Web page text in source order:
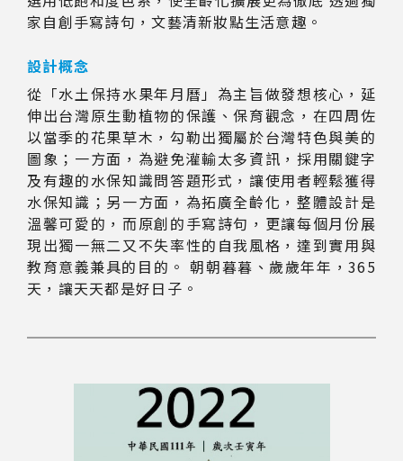
家自創手寫詩句，文藝清新妝點生活意趣。
設計概念
從「水土保持水果年月曆」為主旨做發想核心，延
伸出台灣原生動植物的保護、保育觀念，在四周佐
以當季的花果草木，勾勒出獨屬於台灣特色與美的
圖象；一方面，為避免灌輸太多資訊，採用關鍵字
及有趣的水保知識問答題形式，讓使用者輕鬆獲得
水保知識；另一方面，為拓廣全齡化，整體設計是
溫馨可愛的，而原創的手寫詩句，更讓每個月份展
現出獨一無二又不失率性的自我風格，達到實用與
教育意義兼具的目的。 朝朝暮暮、歲歲年年，365
天，讓天天都是好日子。